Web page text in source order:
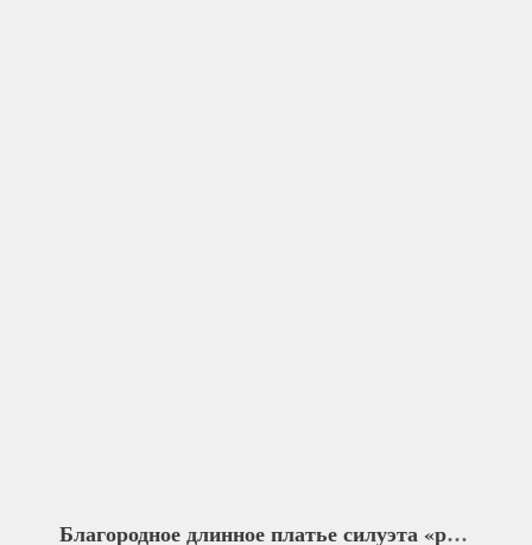
Благородное длинное платье силуэта «рыбка»